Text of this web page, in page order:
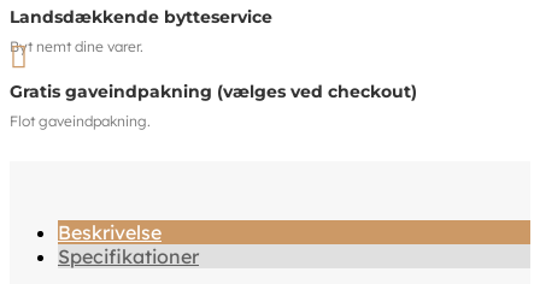
Landsdækkende bytteservice
Byt nemt dine varer.

Gratis gaveindpakning (vælges ved checkout)
Flot gaveindpakning.
Beskrivelse
Specifikationer